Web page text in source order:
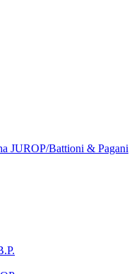
JUROP/Battioni & Pagani